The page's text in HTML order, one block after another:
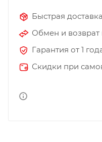
Быстрая
Обмен и возврат
Гарантия от 1
Скидки при